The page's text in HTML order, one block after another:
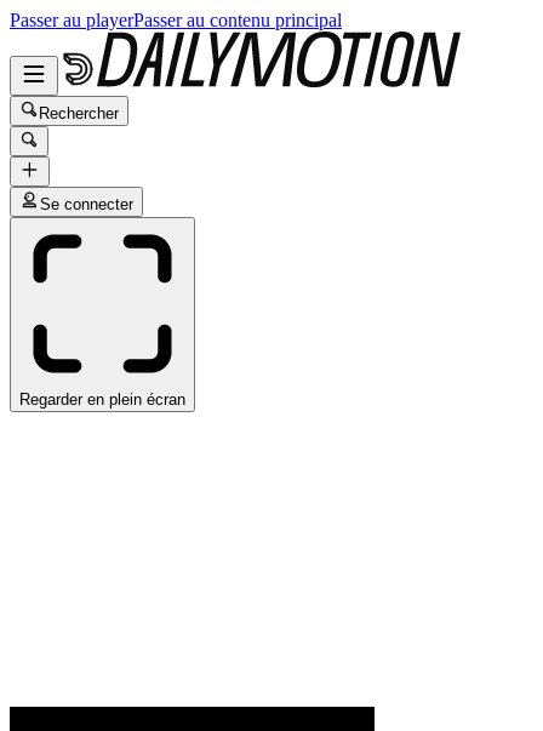
Passer au playerPasser au contenu principal
Rechercher
Se connecter
Regarder en plein écran